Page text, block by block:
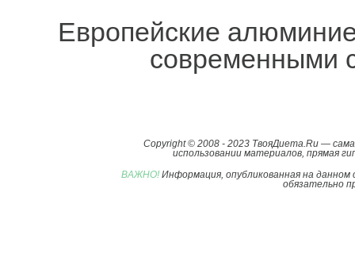
Европейские
современными
Copyright © 2008 - 2023 ТвояДиета.Ru —
использовании материалов, прямая
ВАЖНО! Информация, опубликованная на
обязательно